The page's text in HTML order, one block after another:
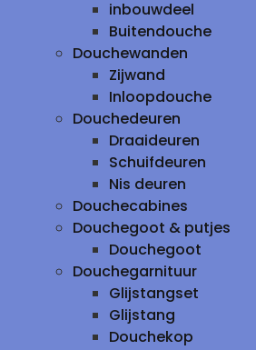
inbouwdeel
Buitendouche
Douchewanden
Zijwand
Inloopdouche
Douchedeuren
Draaideuren
Schuifdeuren
Nis deuren
Douchecabines
Douchegoot & putjes
Douchegoot
Douchegarnituur
Glijstangset
Glijstang
Douchekop